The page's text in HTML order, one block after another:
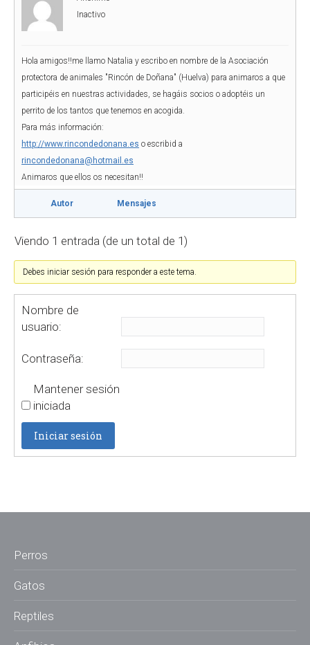
Inactivo
Hola amigos!!me llamo Natalia y escribo en nombre de la Asociación
protectora de animales "Rincón de Doñana" (Huelva) para animaros a que
participéis en nuestras actividades, se hagáis socios o adoptéis un
perrito de los tantos que tenemos en acogida.
Para más información:
http://www.rincondedonana.es o escribid a
rincondedonana@hotmail.es
Animaros que ellos os necesitan!!
Autor Mensajes
Viendo 1 entrada (de un total de 1)
Debes iniciar sesión para responder a este tema.
Nombre de
usuario:
Contraseña:
Mantener sesión
iniciada
Iniciar sesión
Perros
Gatos
Reptiles